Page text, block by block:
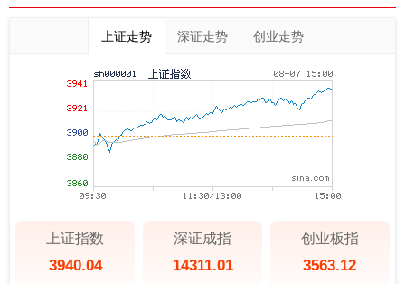
上证走势 深证走势 创业走势
上证指数
3940.04
深证成指
14311.01
创业板指
3563.12